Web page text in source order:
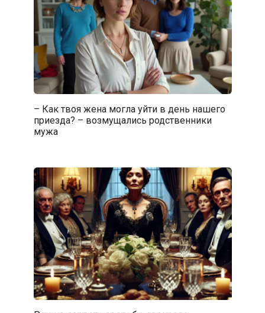
– Как твоя жена могла уйти в день нашего
приезда? – возмущались родственники
мужа